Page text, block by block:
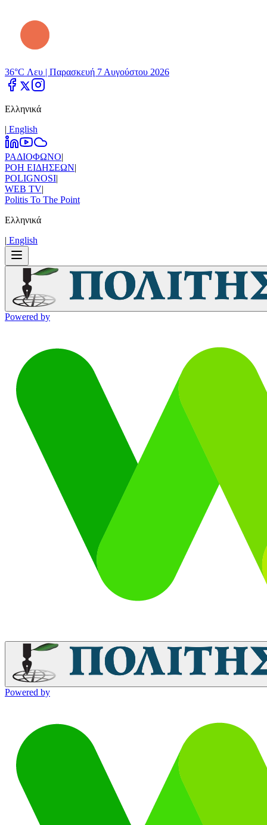
36°C Λευ | Παρασκευή 7 Αυγούστου 2026
Ελληνικά
| Εnglish
ΡΑΔΙΟΦΩΝΟ|
ΡΟΗ ΕΙΔΗΣΕΩΝ|
POLIGNOSI|
WEB TV|
Politis To The Point
Ελληνικά
| Εnglish
Powered by
Powered by